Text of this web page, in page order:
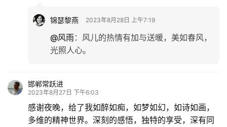
锦瑟黎燕 2023年8月28日 上午7:19
@风雨： 风儿的热情有加与送暖，美如春风，
光照人心。
邯郸常跃进
2023年8月27日 下午6:03
感谢夜晚，给了我如醉如痴，如梦如幻，如诗如画，
多维的精神世界。深刻的感悟，独特的享受，深有同